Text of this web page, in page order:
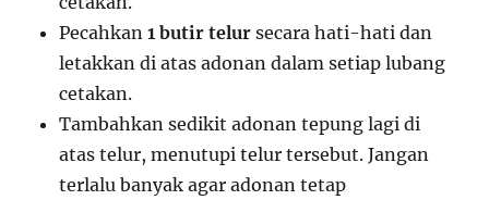
Pecahkan1 butir telur secara hati-hati dan
letakkan di atas adonan dalam setiap lubang
cetakan.
Tambahkan sedikit adonan tepung lagi di
atas telur, menutupi telur tersebut. Jangan
terlalu banyak agar adonan tetap